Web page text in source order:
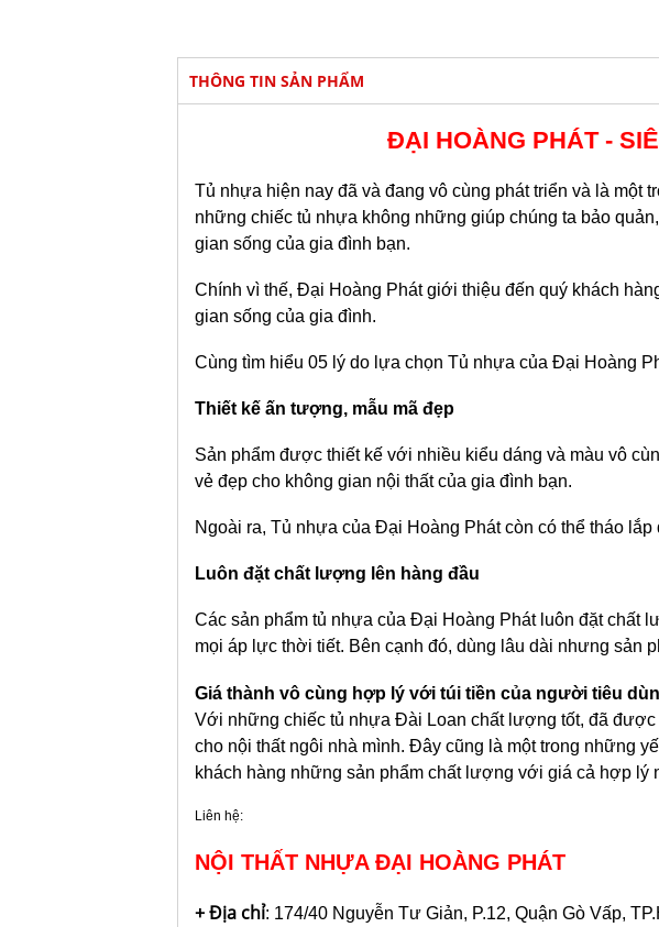
THÔNG TIN SẢN PHẨM
ĐẠI HOÀNG PHÁT -
Tủ nhựa hiện nay đã và đang vô cùng phát triển và là một
những chiếc tủ nhựa không những giúp chúng ta bảo
gian sống của gia đình bạn.
Chính vì thế, Đại Hoàng Phát giới thiệu đến quý khách
gian sống của gia đình.
Cùng tìm hiểu 05 lý do lựa chọn Tủ nhựa của Đại Hoàng
Thiết kế ấn tượng, mẫu mã đẹp
Sản phẩm được thiết kế với nhiều kiểu dáng và màu vô
vẻ đẹp cho không gian nội thất của gia đình bạn.
Ngoài ra, Tủ nhựa của Đại Hoàng Phát còn có thể tháo
Luôn đặt chất lượng lên hàng đầu
Các sản phẩm tủ nhựa của Đại Hoàng Phát luôn đặt chất
mọi áp lực thời tiết. Bên cạnh đó, dùng lâu dài nhưng sản
Giá thành vô cùng hợp lý với túi tiền của người tiêu
Với những chiếc tủ nhựa Đài Loan chất lượng tốt, đã
cho nội thất ngôi nhà mình. Đây cũng là một trong những
khách hàng những sản phẩm chất lượng với giá cả hợp lý
Liên hệ:
NỘI THẤT NHỰA ĐẠI HOÀNG PHÁT
+ Địa chỉ: 174/40 Nguyễn Tư Giản, P.12, Quận Gò Vấp,